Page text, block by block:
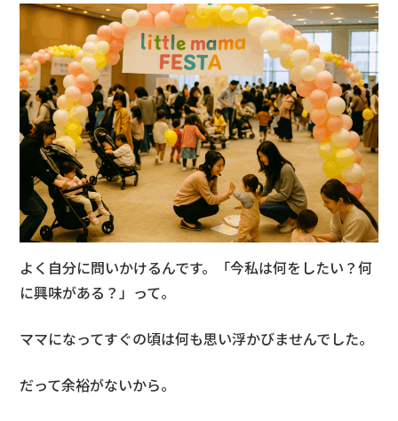
よく自分に問いかけるんです。「今私は何をしたい？何
に興味がある？」って。
ママになってすぐの頃は何も思い浮かびませんでした。
だって余裕がないから。